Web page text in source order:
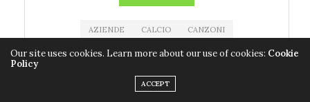
AZIENDE CALCIO CANZONI
CENTROMETEOITALIANO CINEMA CNR
Our site uses cookies. Learn more about our use of cookies: Cookie
Policy
ACCEPT